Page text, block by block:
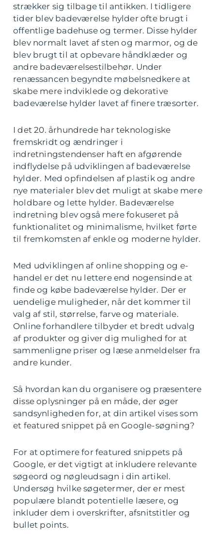
strækker sig tilbage til antikken. I tidligere
tider blev badeværelse hylder ofte brugt i
offentlige badehuse og termer. Disse hylder
blev normalt lavet af sten og marmor, og de
blev brugt til at opbevare håndklæder og
andre badeværelsestilbehør. Under
renæssancen begyndte møbelsnedkere at
skabe mere indviklede og dekorative
badeværelse hylder lavet af finere træsorter.
I det 20. århundrede har teknologiske
fremskridt og ændringer i
indretningstendenser haft en afgørende
indflydelse på udviklingen af badeværelse
hylder. Med opfindelsen af plastik og andre
nye materialer blev det muligt at skabe mere
holdbare og lette hylder. Badeværelse
indretning blev også mere fokuseret på
funktionalitet og minimalisme, hvilket førte
til fremkomsten af enkle og moderne hylder.
Med udviklingen af online shopping og e-
handel er det nu lettere end nogensinde at
finde og købe badeværelse hylder. Der er
uendelige muligheder, når det kommer til
valg af stil, størrelse, farve og materiale.
Online forhandlere tilbyder et bredt udvalg
af produkter og giver dig mulighed for at
sammenligne priser og læse anmeldelser fra
andre kunder.
Så hvordan kan du organisere og præsentere
disse oplysninger på en måde, der øger
sandsynligheden for, at din artikel vises som
et featured snippet på en Google-søgning?
For at optimere for featured snippets på
Google, er det vigtigt at inkludere relevante
søgeord og nøgleudsagn i din artikel.
Undersøg hvilke søgetermer, der er mest
populære blandt potentielle læsere, og
inkluder dem i overskrifter, afsnitstitler og
bullet points.